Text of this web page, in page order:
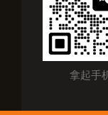
拿起手